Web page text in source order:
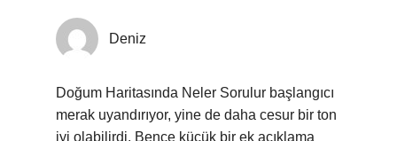
Deniz
Doğum Haritasında Neler Sorulur başlangıcı
merak uyandırıyor, yine de daha cesur bir ton
iyi olabilirdi. Bence küçük bir ek açıklama